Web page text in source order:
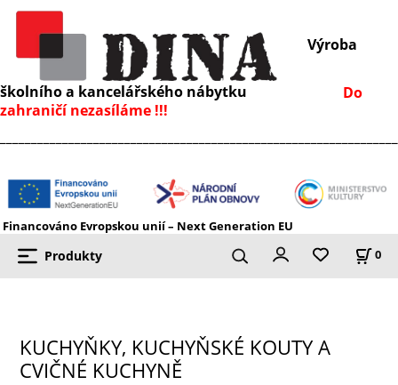
Výroba
školního a kancelářského nábytku Do
zahraničí nezasíláme !!!
Financováno Evropskou unií – Next Generation EU
Produkty 0
KUCHYŇKY, KUCHYŇSKÉ KOUTY A
CVIČNÉ KUCHYNĚ